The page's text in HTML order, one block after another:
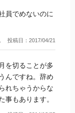
員でめないのに
投稿日：2017/04/21
を切ることが多
んですね。辞め
れちゃうからな
事もあります。